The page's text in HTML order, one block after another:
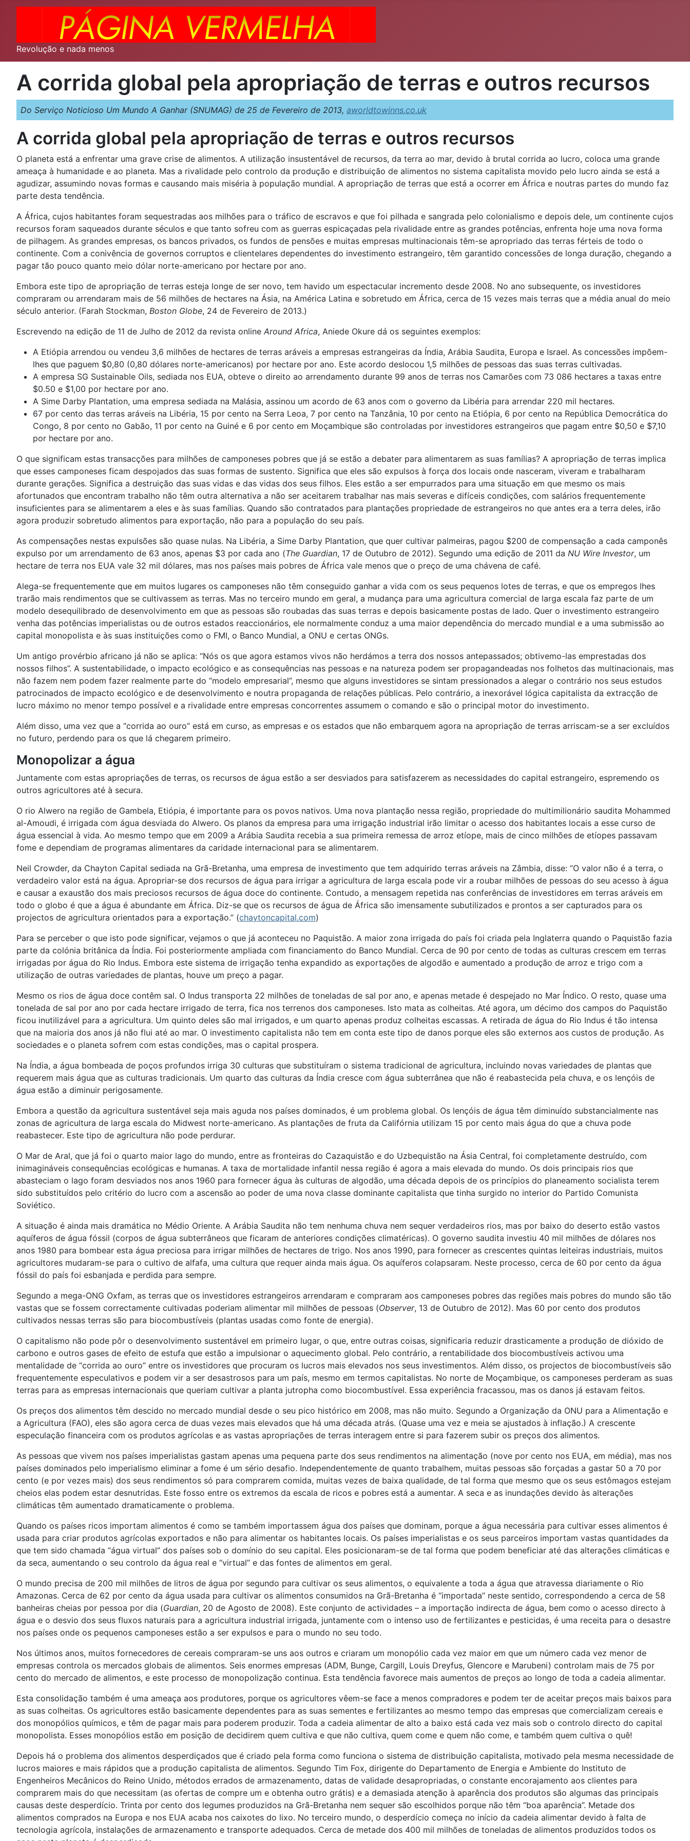
Revolução e nada menos
A corrida global pela apropriação de terras e outros recursos
Do Serviço Noticioso Um Mundo A Ganhar (SNUMAG) de 25 de Fevereiro de 2013, aworldtowinns.co.uk
A corrida global pela apropriação de terras e outros recursos
O planeta está a enfrentar uma grave crise de alimentos. A utilização insustentável de recursos, da terra ao mar, devido à brutal corrida ao lucro, coloca uma grande
ameaça à humanidade e ao planeta. Mas a rivalidade pelo controlo da produção e distribuição de alimentos no sistema capitalista movido pelo lucro ainda se está a
agudizar, assumindo novas formas e causando mais miséria à população mundial. A apropriação de terras que está a ocorrer em África e noutras partes do mundo faz
parte desta tendência.
A África, cujos habitantes foram sequestradas aos milhões para o tráfico de escravos e que foi pilhada e sangrada pelo colonialismo e depois dele, um continente cujos
recursos foram saqueados durante séculos e que tanto sofreu com as guerras espicaçadas pela rivalidade entre as grandes potências, enfrenta hoje uma nova forma
de pilhagem. As grandes empresas, os bancos privados, os fundos de pensões e muitas empresas multinacionais têm-se apropriado das terras férteis de todo o
continente. Com a conivência de governos corruptos e clientelares dependentes do investimento estrangeiro, têm garantido concessões de longa duração, chegando a
pagar tão pouco quanto meio dólar norte-americano por hectare por ano.
Embora este tipo de apropriação de terras esteja longe de ser novo, tem havido um espectacular incremento desde 2008. No ano subsequente, os investidores
compraram ou arrendaram mais de 56 milhões de hectares na Ásia, na América Latina e sobretudo em África, cerca de 15 vezes mais terras que a média anual do meio
século anterior. (Farah Stockman, Boston Globe, 24 de Fevereiro de 2013.)
Escrevendo na edição de 11 de Julho de 2012 da revista online Around Africa, Aniede Okure dá os seguintes exemplos:
A Etiópia arrendou ou vendeu 3,6 milhões de hectares de terras aráveis a empresas estrangeiras da Índia, Arábia Saudita, Europa e Israel. As concessões impõem-
lhes que paguem $0,80 (0,80 dólares norte-americanos) por hectare por ano. Este acordo deslocou 1,5 milhões de pessoas das suas terras cultivadas.
A empresa SG Sustainable Oils, sediada nos EUA, obteve o direito ao arrendamento durante 99 anos de terras nos Camarões com 73 086 hectares a taxas entre
$0.50 e $1,00 por hectare por ano.
A Sime Darby Plantation, uma empresa sediada na Malásia, assinou um acordo de 63 anos com o governo da Libéria para arrendar 220 mil hectares.
67 por cento das terras aráveis na Libéria, 15 por cento na Serra Leoa, 7 por cento na Tanzânia, 10 por cento na Etiópia, 6 por cento na República Democrática do
Congo, 8 por cento no Gabão, 11 por cento na Guiné e 6 por cento em Moçambique são controladas por investidores estrangeiros que pagam entre $0,50 e $7,10
por hectare por ano.
O que significam estas transacções para milhões de camponeses pobres que já se estão a debater para alimentarem as suas famílias? A apropriação de terras implica
que esses camponeses ficam despojados das suas formas de sustento. Significa que eles são expulsos à força dos locais onde nasceram, viveram e trabalharam
durante gerações. Significa a destruição das suas vidas e das vidas dos seus filhos. Eles estão a ser empurrados para uma situação em que mesmo os mais
afortunados que encontram trabalho não têm outra alternativa a não ser aceitarem trabalhar nas mais severas e difíceis condições, com salários frequentemente
insuficientes para se alimentarem a eles e às suas famílias. Quando são contratados para plantações propriedade de estrangeiros no que antes era a terra deles, irão
agora produzir sobretudo alimentos para exportação, não para a população do seu país.
As compensações nestas expulsões são quase nulas. Na Libéria, a Sime Darby Plantation, que quer cultivar palmeiras, pagou $200 de compensação a cada camponês
expulso por um arrendamento de 63 anos, apenas $3 por cada ano (The Guardian, 17 de Outubro de 2012). Segundo uma edição de 2011 da NU Wire Investor, um
hectare de terra nos EUA vale 32 mil dólares, mas nos países mais pobres de África vale menos que o preço de uma chávena de café.
Alega-se frequentemente que em muitos lugares os camponeses não têm conseguido ganhar a vida com os seus pequenos lotes de terras, e que os empregos lhes
trarão mais rendimentos que se cultivassem as terras. Mas no terceiro mundo em geral, a mudança para uma agricultura comercial de larga escala faz parte de um
modelo desequilibrado de desenvolvimento em que as pessoas são roubadas das suas terras e depois basicamente postas de lado. Quer o investimento estrangeiro
venha das potências imperialistas ou de outros estados reaccionários, ele normalmente conduz a uma maior dependência do mercado mundial e a uma submissão ao
capital monopolista e às suas instituições como o FMI, o Banco Mundial, a ONU e certas ONGs.
Um antigo provérbio africano já não se aplica: “Nós os que agora estamos vivos não herdámos a terra dos nossos antepassados; obtivemo-las emprestadas dos
nossos filhos”. A sustentabilidade, o impacto ecológico e as consequências nas pessoas e na natureza podem ser propagandeadas nos folhetos das multinacionais, mas
não fazem nem podem fazer realmente parte do “modelo empresarial”, mesmo que alguns investidores se sintam pressionados a alegar o contrário nos seus estudos
patrocinados de impacto ecológico e de desenvolvimento e noutra propaganda de relações públicas. Pelo contrário, a inexorável lógica capitalista da extracção de
lucro máximo no menor tempo possível e a rivalidade entre empresas concorrentes assumem o comando e são o principal motor do investimento.
Além disso, uma vez que a “corrida ao ouro” está em curso, as empresas e os estados que não embarquem agora na apropriação de terras arriscam-se a ser excluídos
no futuro, perdendo para os que lá chegarem primeiro.
Monopolizar a água
Juntamente com estas apropriações de terras, os recursos de água estão a ser desviados para satisfazerem as necessidades do capital estrangeiro, espremendo os
outros agricultores até à secura.
O rio Alwero na região de Gambela, Etiópia, é importante para os povos nativos. Uma nova plantação nessa região, propriedade do multimilionário saudita Mohammed
al-Amoudi, é irrigada com água desviada do Alwero. Os planos da empresa para uma irrigação industrial irão limitar o acesso dos habitantes locais a esse curso de
água essencial à vida. Ao mesmo tempo que em 2009 a Arábia Saudita recebia a sua primeira remessa de arroz etíope, mais de cinco milhões de etíopes passavam
fome e dependiam de programas alimentares da caridade internacional para se alimentarem.
Neil Crowder, da Chayton Capital sediada na Grã-Bretanha, uma empresa de investimento que tem adquirido terras aráveis na Zâmbia, disse: “O valor não é a terra, o
verdadeiro valor está na água. Apropriar-se dos recursos de água para irrigar a agricultura de larga escala pode vir a roubar milhões de pessoas do seu acesso à água
e causar a exaustão dos mais preciosos recursos de água doce do continente. Contudo, a mensagem repetida nas conferências de investidores em terras aráveis em
todo o globo é que a água é abundante em África. Diz-se que os recursos de água de África são imensamente subutilizados e prontos a ser capturados para os
projectos de agricultura orientados para a exportação.” (chaytoncapital.com)
Para se perceber o que isto pode significar, vejamos o que já aconteceu no Paquistão. A maior zona irrigada do país foi criada pela Inglaterra quando o Paquistão fazia
parte da colónia britânica da Índia. Foi posteriormente ampliada com financiamento do Banco Mundial. Cerca de 90 por cento de todas as culturas crescem em terras
irrigadas por água do Rio Indus. Embora este sistema de irrigação tenha expandido as exportações de algodão e aumentado a produção de arroz e trigo com a
utilização de outras variedades de plantas, houve um preço a pagar.
Mesmo os rios de água doce contêm sal. O Indus transporta 22 milhões de toneladas de sal por ano, e apenas metade é despejado no Mar Índico. O resto, quase uma
tonelada de sal por ano por cada hectare irrigado de terra, fica nos terrenos dos camponeses. Isto mata as colheitas. Até agora, um décimo dos campos do Paquistão
ficou inutilizável para a agricultura. Um quinto deles são mal irrigados, e um quarto apenas produz colheitas escassas. A retirada de água do Rio Indus é tão intensa
que na maioria dos anos já não flui até ao mar. O investimento capitalista não tem em conta este tipo de danos porque eles são externos aos custos de produção. As
sociedades e o planeta sofrem com estas condições, mas o capital prospera.
Na Índia, a água bombeada de poços profundos irriga 30 culturas que substituíram o sistema tradicional de agricultura, incluindo novas variedades de plantas que
requerem mais água que as culturas tradicionais. Um quarto das culturas da Índia cresce com água subterrânea que não é reabastecida pela chuva, e os lençóis de
água estão a diminuir perigosamente.
Embora a questão da agricultura sustentável seja mais aguda nos países dominados, é um problema global. Os lençóis de água têm diminuído substancialmente nas
zonas de agricultura de larga escala do Midwest norte-americano. As plantações de fruta da Califórnia utilizam 15 por cento mais água do que a chuva pode
reabastecer. Este tipo de agricultura não pode perdurar.
O Mar de Aral, que já foi o quarto maior lago do mundo, entre as fronteiras do Cazaquistão e do Uzbequistão na Ásia Central, foi completamente destruído, com
inimagináveis consequências ecológicas e humanas. A taxa de mortalidade infantil nessa região é agora a mais elevada do mundo. Os dois principais rios que
abasteciam o lago foram desviados nos anos 1960 para fornecer água às culturas de algodão, uma década depois de os princípios do planeamento socialista terem
sido substituídos pelo critério do lucro com a ascensão ao poder de uma nova classe dominante capitalista que tinha surgido no interior do Partido Comunista
Soviético.
A situação é ainda mais dramática no Médio Oriente. A Arábia Saudita não tem nenhuma chuva nem sequer verdadeiros rios, mas por baixo do deserto estão vastos
aquíferos de água fóssil (corpos de água subterrâneos que ficaram de anteriores condições climatéricas). O governo saudita investiu 40 mil milhões de dólares nos
anos 1980 para bombear esta água preciosa para irrigar milhões de hectares de trigo. Nos anos 1990, para fornecer as crescentes quintas leiteiras industriais, muitos
agricultores mudaram-se para o cultivo de alfafa, uma cultura que requer ainda mais água. Os aquíferos colapsaram. Neste processo, cerca de 60 por cento da água
fóssil do país foi esbanjada e perdida para sempre.
Segundo a mega-ONG Oxfam, as terras que os investidores estrangeiros arrendaram e compraram aos camponeses pobres das regiões mais pobres do mundo são tão
vastas que se fossem correctamente cultivadas poderiam alimentar mil milhões de pessoas (Observer, 13 de Outubro de 2012). Mas 60 por cento dos produtos
cultivados nessas terras são para biocombustíveis (plantas usadas como fonte de energia).
O capitalismo não pode pôr o desenvolvimento sustentável em primeiro lugar, o que, entre outras coisas, significaria reduzir drasticamente a produção de dióxido de
carbono e outros gases de efeito de estufa que estão a impulsionar o aquecimento global. Pelo contrário, a rentabilidade dos biocombustíveis activou uma
mentalidade de “corrida ao ouro” entre os investidores que procuram os lucros mais elevados nos seus investimentos. Além disso, os projectos de biocombustíveis são
frequentemente especulativos e podem vir a ser desastrosos para um país, mesmo em termos capitalistas. No norte de Moçambique, os camponeses perderam as suas
terras para as empresas internacionais que queriam cultivar a planta jutropha como biocombustível. Essa experiência fracassou, mas os danos já estavam feitos.
Os preços dos alimentos têm descido no mercado mundial desde o seu pico histórico em 2008, mas não muito. Segundo a Organização da ONU para a Alimentação e
a Agricultura (FAO), eles são agora cerca de duas vezes mais elevados que há uma década atrás. (Quase uma vez e meia se ajustados à inflação.) A crescente
especulação financeira com os produtos agrícolas e as vastas apropriações de terras interagem entre si para fazerem subir os preços dos alimentos.
As pessoas que vivem nos países imperialistas gastam apenas uma pequena parte dos seus rendimentos na alimentação (nove por cento nos EUA, em média), mas nos
países dominados pelo imperialismo eliminar a fome é um sério desafio. Independentemente de quanto trabalhem, muitas pessoas são forçadas a gastar 50 a 70 por
cento (e por vezes mais) dos seus rendimentos só para comprarem comida, muitas vezes de baixa qualidade, de tal forma que mesmo que os seus estômagos estejam
cheios elas podem estar desnutridas. Este fosso entre os extremos da escala de ricos e pobres está a aumentar. A seca e as inundações devido às alterações
climáticas têm aumentado dramaticamente o problema.
Quando os países ricos importam alimentos é como se também importassem água dos países que dominam, porque a água necessária para cultivar esses alimentos é
usada para criar produtos agrícolas exportados e não para alimentar os habitantes locais. Os países imperialistas e os seus parceiros importam vastas quantidades da
que tem sido chamada “água virtual” dos países sob o domínio do seu capital. Eles posicionaram-se de tal forma que podem beneficiar até das alterações climáticas e
da seca, aumentando o seu controlo da água real e “virtual” e das fontes de alimentos em geral.
O mundo precisa de 200 mil milhões de litros de água por segundo para cultivar os seus alimentos, o equivalente a toda a água que atravessa diariamente o Rio
Amazonas. Cerca de 62 por cento da água usada para cultivar os alimentos consumidos na Grã-Bretanha é “importada” neste sentido, correspondendo a cerca de 58
banheiras cheias por pessoa por dia (Guardian, 20 de Agosto de 2008). Este conjunto de actividades – a importação indirecta de água, bem como o acesso directo à
água e o desvio dos seus fluxos naturais para a agricultura industrial irrigada, juntamente com o intenso uso de fertilizantes e pesticidas, é uma receita para o desastre
nos países onde os pequenos camponeses estão a ser expulsos e para o mundo no seu todo.
Nos últimos anos, muitos fornecedores de cereais compraram-se uns aos outros e criaram um monopólio cada vez maior em que um número cada vez menor de
empresas controla os mercados globais de alimentos. Seis enormes empresas (ADM, Bunge, Cargill, Louis Dreyfus, Glencore e Marubeni) controlam mais de 75 por
cento do mercado de alimentos, e este processo de monopolização continua. Esta tendência favorece mais aumentos de preços ao longo de toda a cadeia alimentar.
Esta consolidação também é uma ameaça aos produtores, porque os agricultores vêem-se face a menos compradores e podem ter de aceitar preços mais baixos para
as suas colheitas. Os agricultores estão basicamente dependentes para as suas sementes e fertilizantes ao mesmo tempo das empresas que comercializam cereais e
dos monopólios químicos, e têm de pagar mais para poderem produzir. Toda a cadeia alimentar de alto a baixo está cada vez mais sob o controlo directo do capital
monopolista. Esses monopólios estão em posição de decidirem quem cultiva e que não cultiva, quem come e quem não come, e também quem cultiva o quê!
Depois há o problema dos alimentos desperdiçados que é criado pela forma como funciona o sistema de distribuição capitalista, motivado pela mesma necessidade de
lucros maiores e mais rápidos que a produção capitalista de alimentos. Segundo Tim Fox, dirigente do Departamento de Energia e Ambiente do Instituto de
Engenheiros Mecânicos do Reino Unido, métodos errados de armazenamento, datas de validade desapropriadas, o constante encorajamento aos clientes para
comprarem mais do que necessitam (as ofertas de compre um e obtenha outro grátis) e a demasiada atenção à aparência dos produtos são algumas das principais
causas deste desperdício. Trinta por cento dos legumes produzidos na Grã-Bretanha nem sequer são escolhidos porque não têm “boa aparência”. Metade dos
alimentos comprados na Europa e nos EUA acaba nos caixotes do lixo. No terceiro mundo, o desperdício começa no início da cadeia alimentar devido à falta de
tecnologia agrícola, instalações de armazenamento e transporte adequados. Cerca de metade dos 400 mil milhões de toneladas de alimentos produzidos todos os